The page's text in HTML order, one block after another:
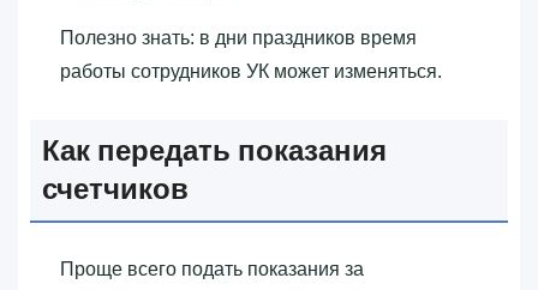
Полезно знать: в дни праздников время
работы сотрудников УК может изменяться.
Как передать показания
счетчиков
Проще всего подать показания за